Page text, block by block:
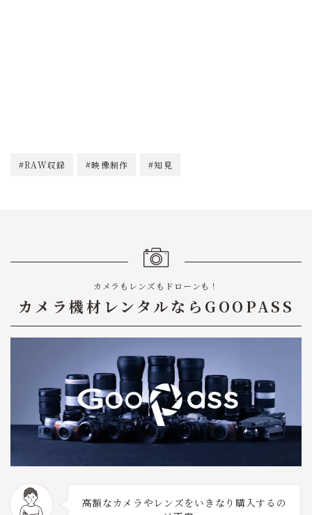
#RAW収録 #映像制作 #知見
カメラもレンズもドローンも！
カメラ機材レンタルならGOOPASS
高額なカメラやレンズをいきなり購入するの